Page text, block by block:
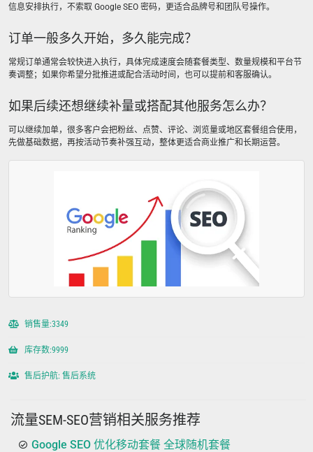
信息安排执行，不索取 Google SEO 密码，更适合品牌号和团队号操作。
订单一般多久开始，多久能完成？
常规订单通常会较快进入执行，具体完成速度会随套餐类型、数量规模和平台节
奏调整；如果你希望分批推进或配合活动时间，也可以提前和客服确认。
如果后续还想继续补量或搭配其他服务怎么办？
可以继续加单，很多客户会把粉丝、点赞、评论、浏览量或地区套餐组合使用，
先做基础数据，再按活动节奏补强互动，整体更适合商业推广和长期运营。
销售量:3349
库存数:9999
售后护航: 售后系统
流量SEM-SEO营销相关服务推荐
Google SEO 优化移动套餐 全球随机套餐